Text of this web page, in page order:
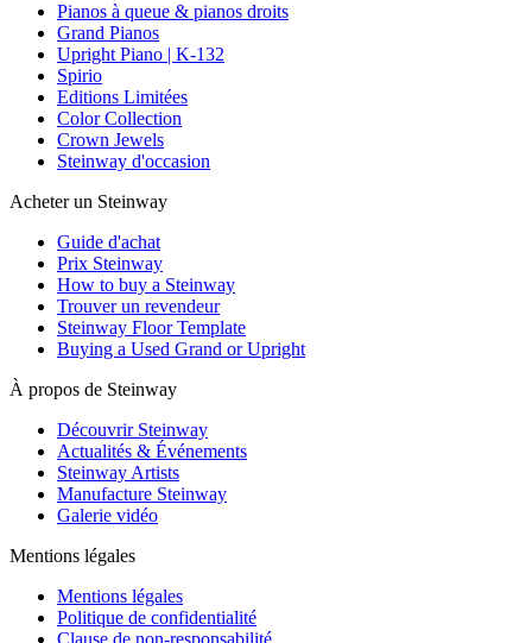
Pianos à queue & pianos droits
Grand Pianos
Upright Piano | K-132
Spirio
Editions Limitées
Color Collection
Crown Jewels
Steinway d'occasion
Acheter un Steinway
Guide d'achat
Prix Steinway
How to buy a Steinway
Trouver un revendeur
Steinway Floor Template
Buying a Used Grand or Upright
À propos de Steinway
Découvrir Steinway
Actualités & Événements
Steinway Artists
Manufacture Steinway
Galerie vidéo
Mentions légales
Mentions légales
Politique de confidentialité